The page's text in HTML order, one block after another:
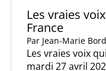
Les vraies
France
Par Jean-Marie
Les vraies voix
mardi 27 avril